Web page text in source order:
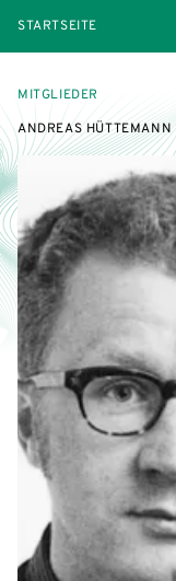
STARTSEITE
MITGLIEDER
ANDREAS HÜTTEMANN